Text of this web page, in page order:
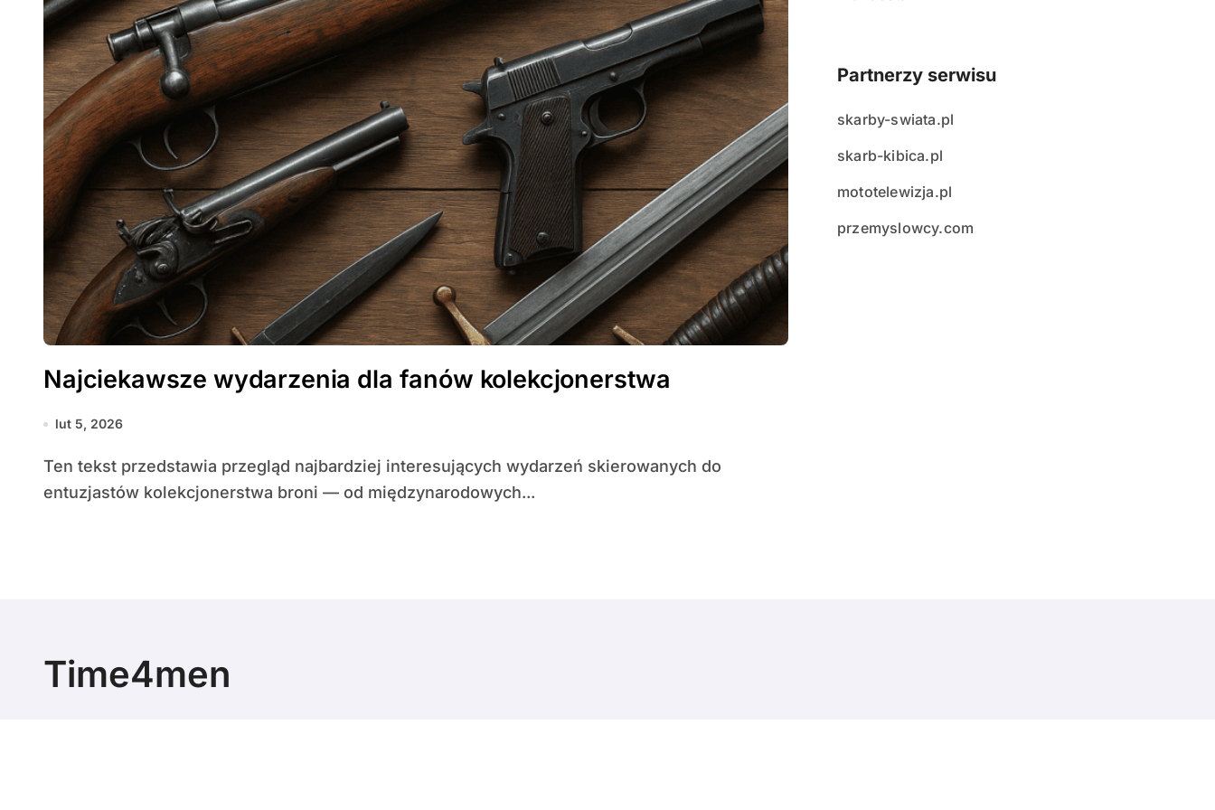
Najciekawsze wydarzenia dla fanów kolekcjonerstwa
lut 5, 2026
Ten tekst przedstawia przegląd najbardziej interesujących wydarzeń skierowanych do
entuzjastów kolekcjonerstwa broni — od międzynarodowych...
Partnerzy serwisu
skarby-swiata.pl
skarb-kibica.pl
mototelewizja.pl
przemyslowcy.com
Time4men